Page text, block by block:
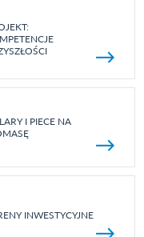
I PIECE NA
INWESTYCYJNE